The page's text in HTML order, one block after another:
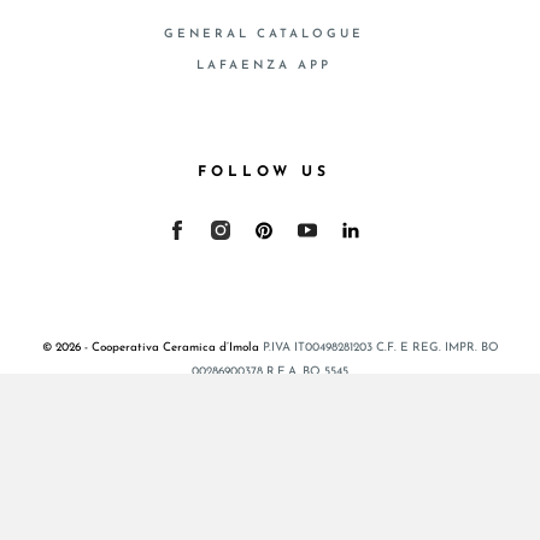
GENERAL CATALOGUE
LAFAENZA APP
FOLLOW US
© 2026 - Cooperativa Ceramica d’Imola P.IVA IT00498281203 C.F. E REG. IMPR. BO
00286900378 R.E.A. BO 5545